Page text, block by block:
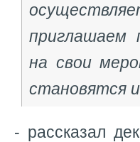
приглашаем
на свои
становятся
- рассказал